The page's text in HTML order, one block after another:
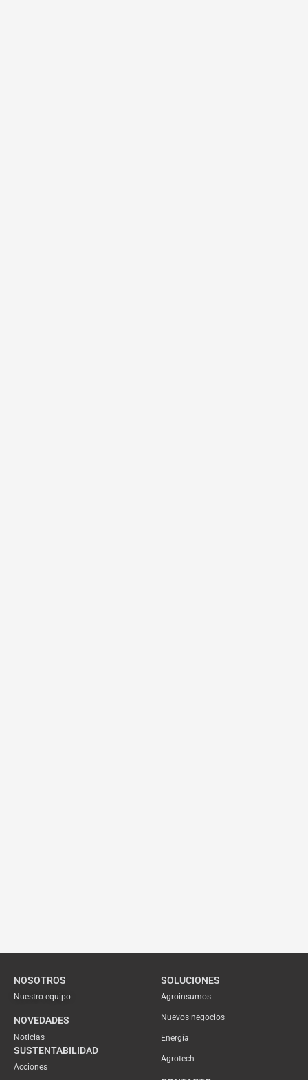
NOSOTROS
Nuestro equipo
NOVEDADES
Noticias
SUSTENTABILIDAD
Acciones
SOLUCIONES
Agroinsumos
Nuevos negocios
Energía
Agrotech